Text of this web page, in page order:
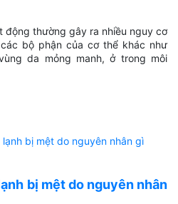
động thường gây ra nhiều nguy cơ
bộ phận của cơ thể khác như
da mỏng manh, ở trong môi
bị mệt do nguyên nhân